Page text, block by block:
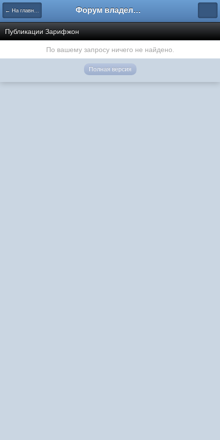
← На главную Форум владельцев интернет-магазинов
Публикации Зарифжон
По вашему запросу ничего не найдено.
Полная версия